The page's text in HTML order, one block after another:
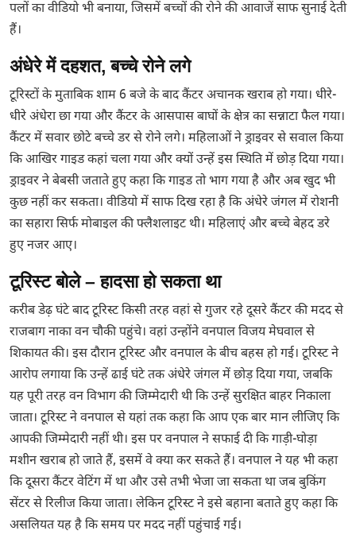
पलों का वीडियो भी बनाया, जिसमें बच्चों की रोने की आवाजें साफ सुनाई देती
हैं।
अंधेरे में दहशत, बच्चे रोने लगे
टूरिस्टों के मुताबिक शाम 6 बजे के बाद कैंटर अचानक खराब हो गया। धीरे-
धीरे अंधेरा छा गया और कैंटर के आसपास बाघों के क्षेत्र का सन्नाटा फैल गया।
कैंटर में सवार छोटे बच्चे डर से रोने लगे। महिलाओं ने ड्राइवर से सवाल किया
कि आखिर गाइड कहां चला गया और क्यों उन्हें इस स्थिति में छोड़ दिया गया।
ड्राइवर ने बेबसी जताते हुए कहा कि गाइड तो भाग गया है और अब खुद भी
कुछ नहीं कर सकता। वीडियो में साफ दिख रहा है कि अंधेरे जंगल में रोशनी
का सहारा सिर्फ मोबाइल की फ्लैशलाइट थी। महिलाएं और बच्चे बेहद डरे
हुए नजर आए।
टूरिस्ट बोले – हादसा हो सकता था
करीब डेढ़ घंटे बाद टूरिस्ट किसी तरह वहां से गुजर रहे दूसरे कैंटर की मदद से
राजबाग नाका वन चौकी पहुंचे। वहां उन्होंने वनपाल विजय मेघवाल से
शिकायत की। इस दौरान टूरिस्ट और वनपाल के बीच बहस हो गई। टूरिस्ट ने
आरोप लगाया कि उन्हें ढाई घंटे तक अंधेरे जंगल में छोड़ दिया गया, जबकि
यह पूरी तरह वन विभाग की जिम्मेदारी थी कि उन्हें सुरक्षित बाहर निकाला
जाता। टूरिस्ट ने वनपाल से यहां तक कहा कि आप एक बार मान लीजिए कि
आपकी जिम्मेदारी नहीं थी। इस पर वनपाल ने सफाई दी कि गाड़ी-घोड़ा
मशीन खराब हो जाते हैं, इसमें वे क्या कर सकते हैं। वनपाल ने यह भी कहा
कि दूसरा कैंटर वेटिंग में था और उसे तभी भेजा जा सकता था जब बुकिंग
सेंटर से रिलीज किया जाता। लेकिन टूरिस्ट ने इसे बहाना बताते हुए कहा कि
असलियत यह है कि समय पर मदद नहीं पहुंचाई गई।